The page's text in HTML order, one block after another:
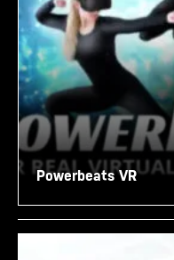
Powerbeats VR